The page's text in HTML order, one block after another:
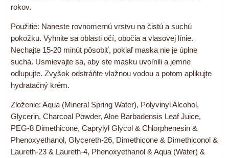
rokov.
Použitie: Naneste rovnomernú vrstvu na čistú a suchú
pokožku. Vyhnite sa oblasti očí, obočia a vlasovej línie.
Nechajte 15-20 minút pôsobiť, pokiaľ maska nie je úplne
suchá. Usmievajte sa, aby ste masku uvoľnili a jemne
odlupujte. Zvyšok odstráňte vlažnou vodou a potom aplikujte
hydratačný krém.
Zloženie: Aqua (Mineral Spring Water), Polyvinyl Alcohol,
Glycerin, Charcoal Powder, Aloe Barbadensis Leaf Juice,
PEG-8 Dimethicone, Caprylyl Glycol & Chlorphenesin &
Phenoxyethanol, Glycereth-26, Dimethicone & Dimethiconol &
Laureth-23 & Laureth-4, Phenoxyethanol & Aqua (Water) &